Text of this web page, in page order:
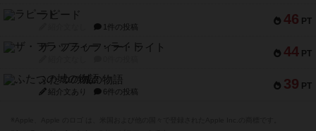
46 PT
ラピード
1件の投稿
44 PT
ザ・フラッフィー・ライト
39 PT
ふたつの城の物語
紹介文あり 6件の投稿